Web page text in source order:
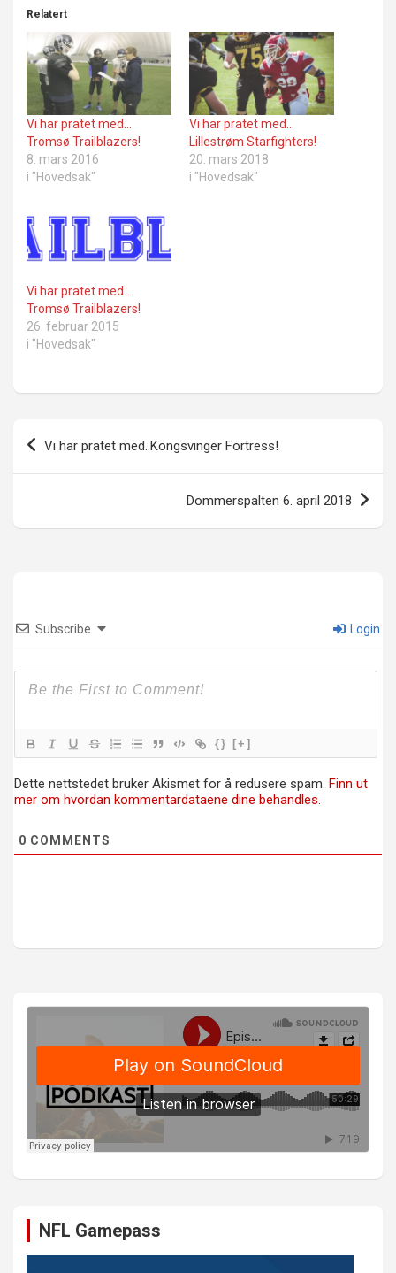
Relatert
Vi har pratet med…
Tromsø Trailblazers!
8. mars 2016
i "Hovedsak"
Vi har pratet med…
Lillestrøm Starfighters!
20. mars 2018
i "Hovedsak"
Vi har pratet med…
Tromsø Trailblazers!
26. februar 2015
i "Hovedsak"
Innleggsnavigasjon
Vi har pratet med..Kongsvinger Fortress!
Dommerspalten 6. april 2018
Subscribe Login
{} [+]
Dette nettstedet bruker Akismet for å redusere spam. Finn ut
mer om hvordan kommentardataene dine behandles.
0 COMMENTS
NFL Gamepass